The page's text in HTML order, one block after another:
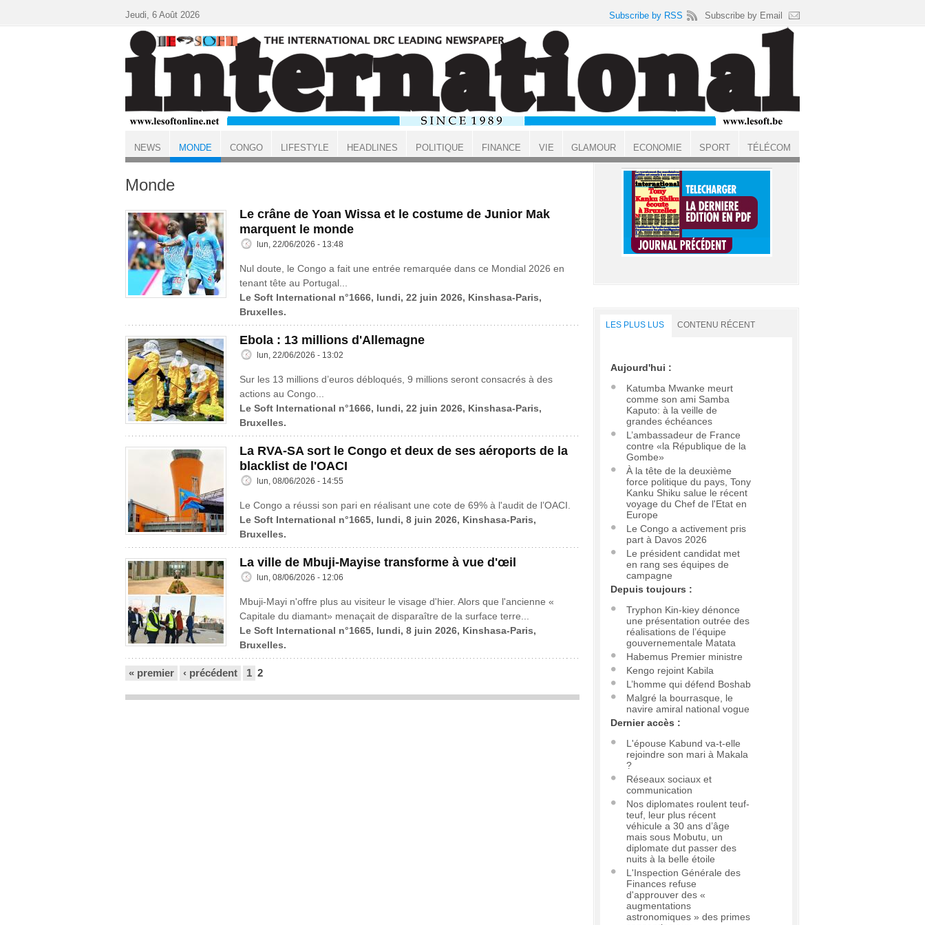
ACCUEIL
Monde
Le crâne de Yoan Wissa et le costume de Junior Mak
marquent le monde
lun, 22/06/2026 - 13:48
Nul doute, le Congo a fait une entrée remarquée dans ce Mondial 2026 en
tenant tête au Portugal...
Le Soft International n°1666, lundi, 22 juin 2026, Kinshasa-Paris,
Bruxelles.
Ebola : 13 millions d'Allemagne
lun, 22/06/2026 - 13:02
Sur les 13 millions d’euros débloqués, 9 millions seront consacrés à des
actions au Congo...
Le Soft International n°1666, lundi, 22 juin 2026, Kinshasa-Paris,
Bruxelles.
La RVA-SA sort le Congo et deux de ses aéroports de la
blacklist de l'OACI
lun, 08/06/2026 - 14:55
Le Congo a réussi son pari en réalisant une cote de 69% à l'audit de l’OACI.
Le Soft International n°1665, lundi, 8 juin 2026, Kinshasa-Paris,
Bruxelles.
La ville de Mbuji-Mayise transforme à vue d'œil
lun, 08/06/2026 - 12:06
Mbuji-Mayi n'offre plus au visiteur le visage d'hier. Alors que l'ancienne «
Capitale du diamant» menaçait de disparaître de la surface terre...
Le Soft International n°1665, lundi, 8 juin 2026, Kinshasa-Paris,
Bruxelles.
« premier ‹ précédent 1 2
LES PLUS LUS CONTENU RÉCENT
Aujourd'hui :
Katumba Mwanke meurt
comme son ami Samba
Kaputo: à la veille de
grandes échéances
L’ambassadeur de France
contre «la République de la
Gombe»
À la tête de la deuxième
force politique du pays, Tony
Kanku Shiku salue le récent
voyage du Chef de l'Etat en
Europe
Le Congo a activement pris
part à Davos 2026
Le président candidat met
en rang ses équipes de
campagne
Depuis toujours :
Tryphon Kin-kiey dénonce
une présentation outrée des
réalisations de l’équipe
gouvernementale Matata
Habemus Premier ministre
Kengo rejoint Kabila
L’homme qui défend Boshab
Malgré la bourrasque, le
navire amiral national vogue
Dernier accès :
L'épouse Kabund va-t-elle
rejoindre son mari à Makala
?
Réseaux sociaux et
communication
Nos diplomates roulent teuf-
teuf, leur plus récent
véhicule a 30 ans d’âge
mais sous Mobutu, un
diplomate dut passer des
nuits à la belle étoile
L'Inspection Générale des
Finances refuse
d'approuver des «
augmentations
astronomiques » des primes
Jeudi, 6 Août 2026 Subscribe by RSS Subscribe by Email
NEWS MONDE CONGO LIFESTYLE HEADLINES POLITIQUE FINANCE VIE GLAMOUR ECONOMIE SPORT TÉLÉCOM